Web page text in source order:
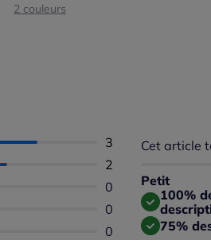
2 couleurs
Nombre d'avis :
3
Nombre d'avis :
2
Aucun avis
0
Aucun avis
0
Aucun avis
0
Cet article
Petit
Répartition
Taille
100%
75%